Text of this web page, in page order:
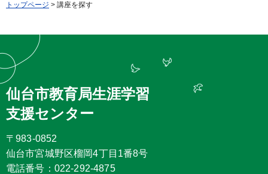
トップページ > 講座を探す
仙台市教育局生涯学習
支援センター
〒983-0852
仙台市宮城野区榴岡4丁目1番8号
電話番号：022-292-4875